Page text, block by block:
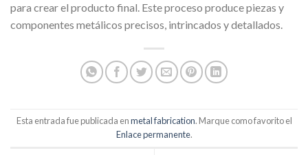
para crear el producto final. Este proceso produce piezas y
componentes metálicos precisos, intrincados y detallados.
Esta entrada fue publicada enmetal fabrication. Marque como favorito el
Enlace permanente.